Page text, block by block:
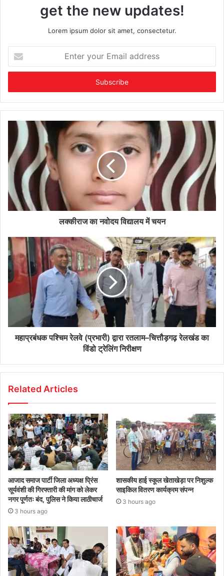
get the new updates!
Lorem ipsum dolor sit amet, consectetur.
your
Email
लक्कीराज का नवोदय विद्यालय में चयन
महाप्रबंधक पश्चिम रेलवे (प्रभारी) द्वारा रतलाम–चित्तौड़गढ़ रेलखंड का
विंडो ट्रेलिंग निरीक्षण
Related Articles
आजाद समाज पार्टी जिला अध्यक्ष प्रिंस
सूर्यवंशी की गिरफ्तारी की मांग को लेकर
नगर पूर्णतः बंद, पुलिस ने किया लाठीचार्ज
3 hours ago
शासकीय हाई स्कूल खेताखेड़ा पर निशुल्क
साइकिल वितरण कार्यक्रम संपन्न
3 hours ago